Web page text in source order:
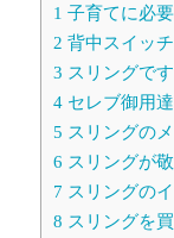
1 子育てに必
2 背中スイッ
3 スリングで
4セレブ御用
5 スリングの
6 スリングが
7 スリングの
8 スリングを